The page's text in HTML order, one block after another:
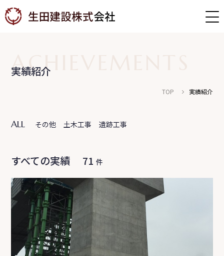
福利厚生・教育体制
募集要項
ACHIEVEMENTS
実績紹介
TOP 実績紹介
ALL その他 土木工事 遺跡工事
すべての実績 71 件